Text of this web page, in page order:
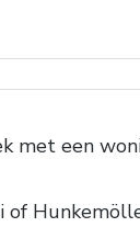
met een
of